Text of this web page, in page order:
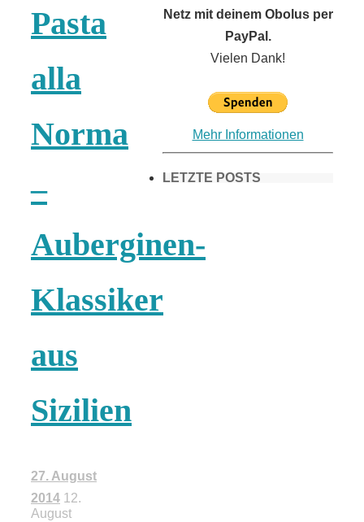
Pasta
alla
Norma
–
Auberginen-
Klassiker
aus
Sizilien
27. August
2014 12.
August
Netz mit deinem Obolus per
PayPal.
Vielen Dank!
Mehr Informationen
LETZTE POSTS
Frühling in